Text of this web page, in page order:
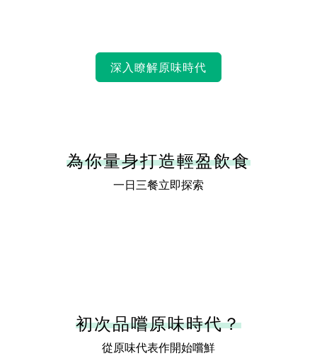
為你量身打造輕盈飲食
一日三餐立即探索
初次品嚐原味時代？
從原味代表作開始嚐鮮